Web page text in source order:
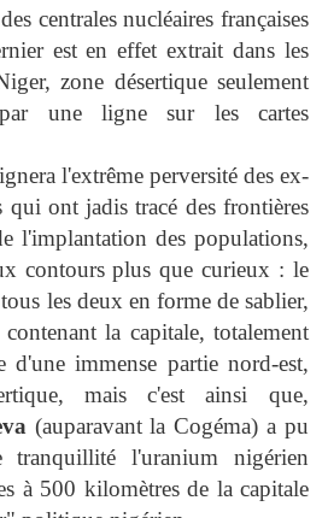
centrales nucléaires françaises
est en effet extrait dans les
zone désertique seulement
une ligne sur les cartes
l'extrême perversité des ex-
qui ont jadis tracé des frontières
l'implantation des populations,
contours plus que curieux : le
les deux en forme de sablier,
la capitale, totalement
d'une immense partie nord-est,
mais
c'est ainsi que,
(auparavant la Cogéma) a pu
tranquillité l'uranium nigérien
à 500 kilomètres de la capitale